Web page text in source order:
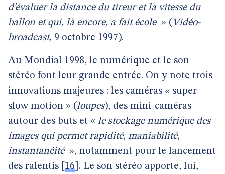
d’évaluer la distance du tireur et la vitesse du
ballon et qui, là encore, a fait école » ( Vidéo-
broadcast, 9 octobre 1997).
Au Mondial 1998, le numérique et le son
stéréo font leur grande entrée. On y note trois
innovations majeures : les caméras « super
slow motion » (loupes), des mini-caméras
autour des buts et « le stockage numérique des
images qui permet rapidité, maniabilité,
instantanéité », notamment pour le lancement
des ralentis 16 . Le son stéréo apporte, lui,